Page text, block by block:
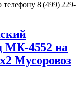
8 (499) 229-
МК-4552 на
Мусоровоз